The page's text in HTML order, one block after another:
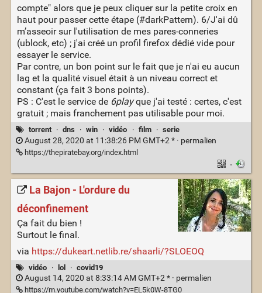
compte" alors que je peux cliquer sur la petite croix en
haut pour passer cette étape (#darkPattern). 6/J'ai dû
m’asseoir sur l'utilisation de mes pares-conneries
(ublock, etc) ; j'ai créé un profil firefox dédié vide pour
essayer le service.
Par contre, un bon point sur le fait que je n'ai eu aucun
lag et la qualité visuel était à un niveau correct et
constant (ça fait 3 bons points).
PS : C'est le service de 6playque j'ai testé : certes, c'est
gratuit ; mais franchement pas utilisable pour moi.
torrent · dns · win · vidéo · film · serie
August 28, 2020 at 11:38:26 PM GMT+2 * · permalien
https://thepiratebay.org/index.html
·
La Bajon - L'ordure du
déconfinement
Ça fait du bien !
Surtout le final.
via https://dukeart.netlib.re/shaarli/?SLOEOQ
vidéo · lol · covid19
August 14, 2020 at 8:33:14 AM GMT+2 * · permalien
https://m.youtube.com/watch?v=EL5k0W-8TG0